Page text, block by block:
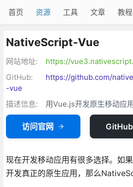
首页 资源 工具 文章 教程
NativeScript-Vue
网站地址:
https://
GitHub:
https://github.com/
-vue
描述信息:
用Vue.js开发原生移动应
访问官网 GitHub
现在开发移动应用有很多选择。如
开发真正的原生应用，那么